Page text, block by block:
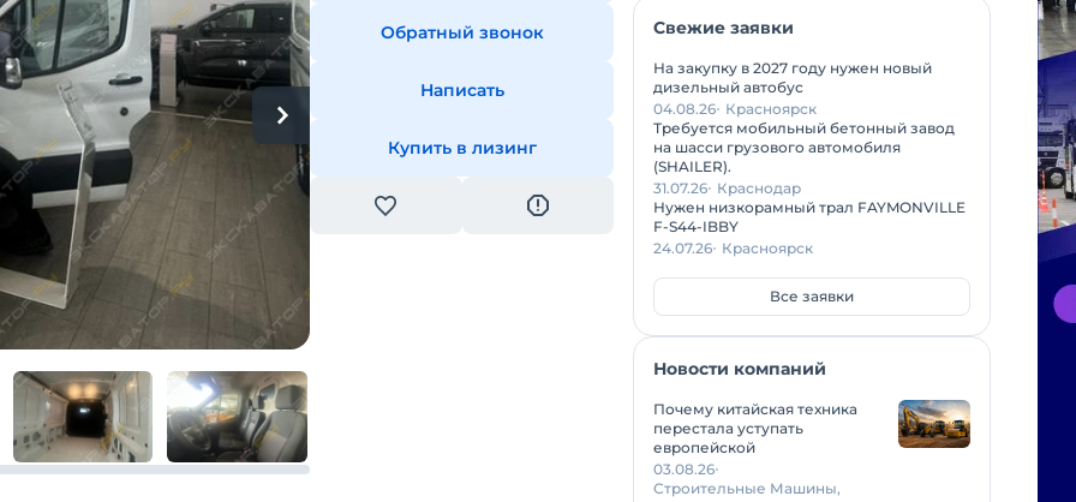
Обратный звонок
Написать
Купить в лизинг
Свежие заявки
На закупку в 2027 году нужен новый
дизельный автобус
04.08.26 Красноярск
Требуется мобильный бетонный завод
на шасси грузового автомобиля
(SHAILER).
31.07.26 Краснодар
Нужен низкорамный трал FAYMONVILLE
F-S44-IBBY
24.07.26 Красноярск
Все заявки
Новости компаний
Почему китайская техника
перестала уступать
европейской
03.08.26
Строительные Машины,